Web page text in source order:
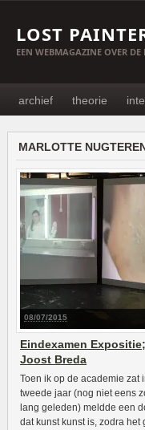
LOST
EEN WEBMAGAZINE OVER
archief theorie
MARLOTTE
08/07/2015
Eindexamen
Joost Breda
Toen ik op de academie zat
tweede jaar (nog niet eens
lang geleden) meldde een
dat kunst kunst is, zodra het